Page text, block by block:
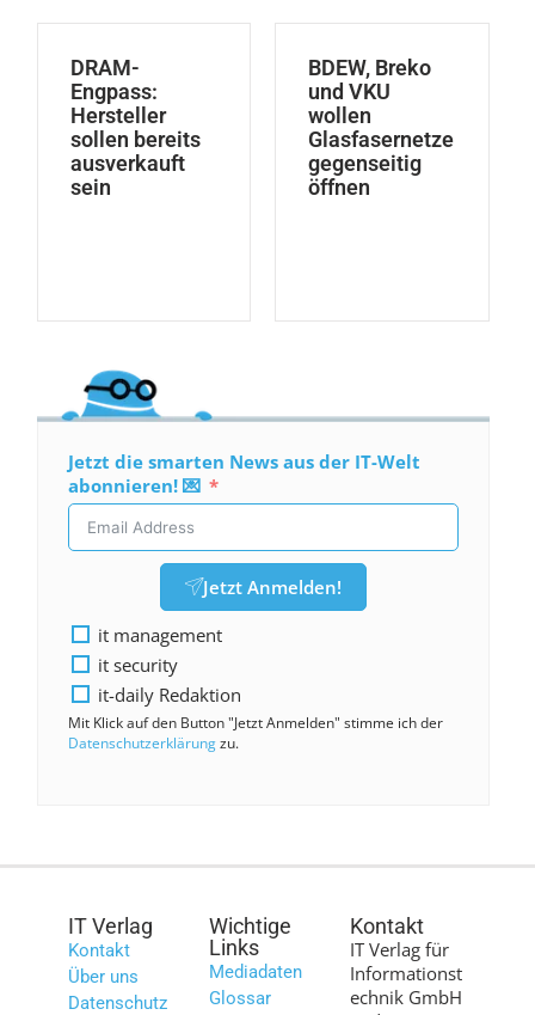
DRAM-
Engpass:
Hersteller
sollen bereits
ausverkauft
sein
BDEW, Breko
und VKU
wollen
Glasfasernetze
gegenseitig
öffnen
Jetzt die smarten News aus der IT-Welt
abonnieren! 💌
Jetzt Anmelden!
it management
it security
it-daily Redaktion
Mit Klick auf den Button "Jetzt Anmelden" stimme ich der
Datenschutzerklärungzu.
IT Verlag
Kontakt
Über uns
Datenschutz
Wichtige
Links
Mediadaten
Glossar
Kontakt
IT Verlag für
Informationst
echnik GmbH